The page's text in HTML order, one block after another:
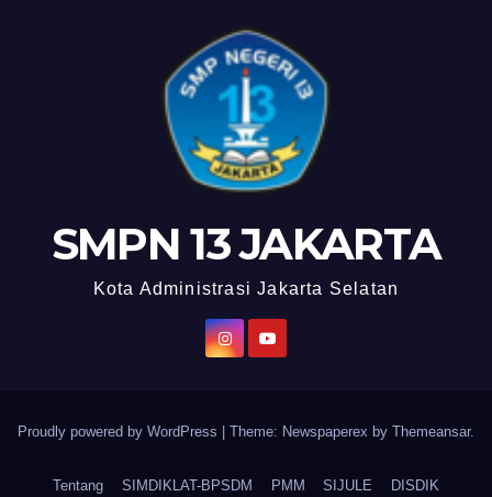
SMPN 13 JAKARTA
Kota Administrasi Jakarta Selatan
Proudly powered by WordPress Theme: Newspaperex by Themeansar.
Tentang SIMDIKLAT-BPSDM PMM SIJULE DISDIK